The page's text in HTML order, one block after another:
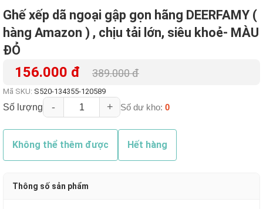
Ghế xếp dã ngoại gập gọn hãng DEERFAMY (
hàng Amazon ) , chịu tải lớn, siêu khoẻ- MÀU
ĐỎ
156.000 đ 389.000 đ
Mã SKU: S520-134355-120589
Số lượng - + Số dư kho: 0
Không thể thêm được Hết hàng
Thông số sản phẩm